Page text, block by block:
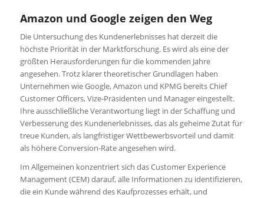
Amazon und Google zeigen den Weg
Die Untersuchung des Kundenerlebnisses hat derzeit die
höchste Priorität in der Marktforschung. Es wird als eine der
größten Herausforderungen für die kommenden Jahre
angesehen. Trotz klarer theoretischer Grundlagen haben
Unternehmen wie Google, Amazon und KPMG bereits Chief
Customer Officers, Vize-Präsidenten und Manager eingestellt.
Ihre ausschließliche Verantwortung liegt in der Schaffung und
Verbesserung des Kundenerlebnisses, das als geheime Zutat für
treue Kunden, als langfristiger Wettbewerbsvorteil und damit
als höhere Conversion-Rate angesehen wird.
Im Allgemeinen konzentriert sich das Customer Experience
Management (CEM) darauf, alle Informationen zu identifizieren,
die ein Kunde während des Kaufprozesses erhält, und